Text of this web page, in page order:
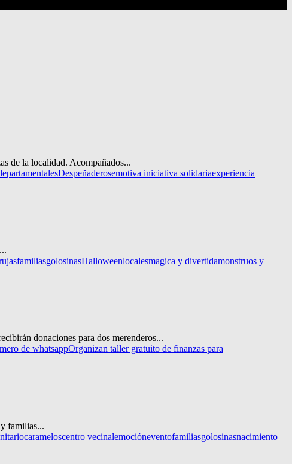
de la localidad. Acompañados...
Despeñaderosemotiva iniciativa solidariaexperiencia
familiasgolosinasHalloweenlocalesmagica y divertidamonstruos y
donaciones para dos merenderos...
de whatsappOrganizan taller gratuito de finanzas para
familias...
carameloscentro vecinalemocióneventofamiliasgolosinasnacimiento